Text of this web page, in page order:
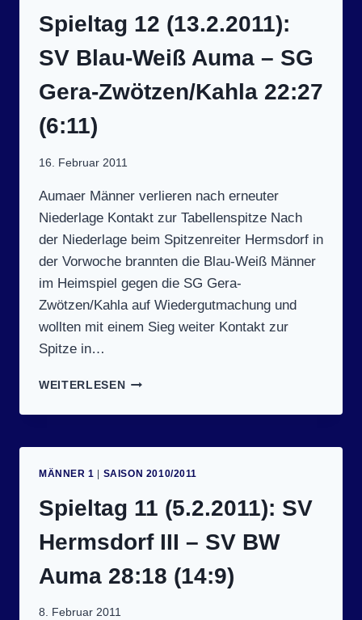
SV E
ISENBERG 2
9:30 (
15:16)
Spieltag 12 (13.2.2011):
SV Blau-Weiß Auma – SG
Gera-Zwötzen/Kahla 22:27
(6:11)
16. Februar 2011
Aumaer Männer verlieren nach erneuter
Niederlage Kontakt zur Tabellenspitze Nach
der Niederlage beim Spitzenreiter Hermsdorf in
der Vorwoche brannten die Blau-Weiß Männer
im Heimspiel gegen die SG Gera-
Zwötzen/Kahla auf Wiedergutmachung und
wollten mit einem Sieg weiter Kontakt zur
Spitze in…
WEITERLESENSPIELTAG
(13.2.2011):
BLAU-
G G
ERA-Z
WÖTZEN/KAHLA 2
2:27 (
6:11)
MÄNNER 1 SAISON 2010/2011
Spieltag 11 (5.2.2011): SV
Hermsdorf III – SV BW
Auma 28:18 (14:9)
8. Februar 2011